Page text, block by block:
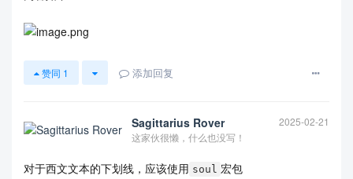
赞同 1 添加回复
Sagittarius Rover
2025-02-21
这家伙很懒，什么也没写！
对于西文文本的下划线，应该使用 soul 宏包